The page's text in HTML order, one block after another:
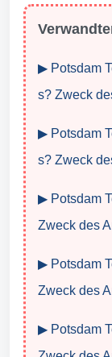
▶ Potsdam
s? Zweck
▶ Potsdam
s? Zweck
▶ Potsdam
Zweck des
▶ Potsdam
Zweck des
▶ Potsdam